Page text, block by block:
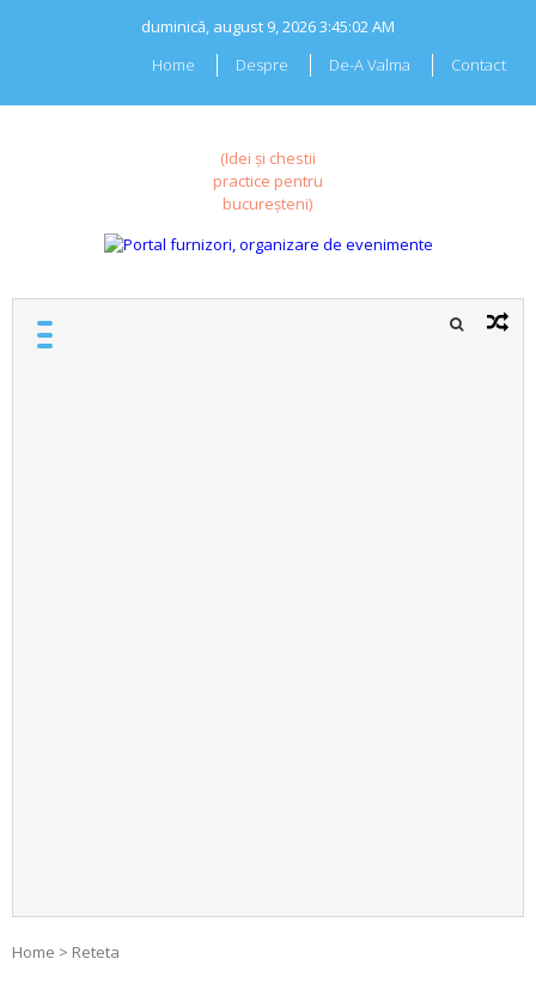
duminică, august 9, 20263:45:02 AM
Home
Despre De-A Valma Contact
(Idei și chestii
practice pentru
bucureșteni)
Home > Reteta